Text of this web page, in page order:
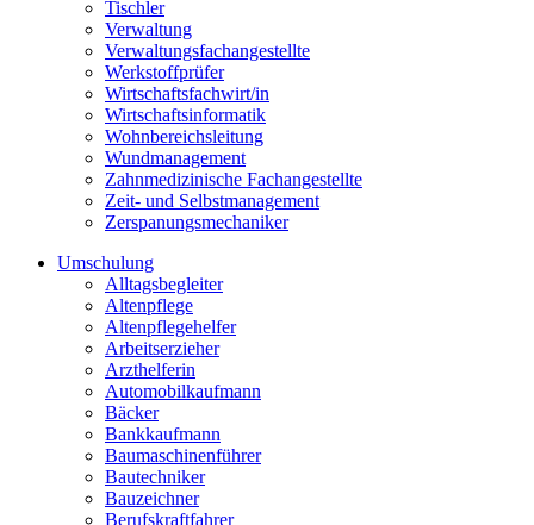
Tischler
Verwaltung
Verwaltungsfachangestellte
Werkstoffprüfer
Wirtschaftsfachwirt/in
Wirtschaftsinformatik
Wohnbereichsleitung
Wundmanagement
Zahnmedizinische Fachangestellte
Zeit- und Selbstmanagement
Zerspanungsmechaniker
Umschulung
Alltagsbegleiter
Altenpflege
Altenpflegehelfer
Arbeitserzieher
Arzthelferin
Automobilkaufmann
Bäcker
Bankkaufmann
Baumaschinenführer
Bautechniker
Bauzeichner
Berufskraftfahrer